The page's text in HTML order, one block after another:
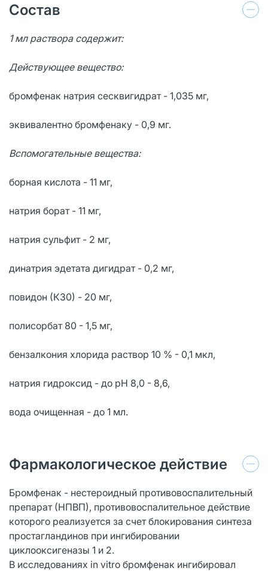
Состав
1 мл раствора содержит:
Действующее вещество:
бромфенак натрия сесквигидрат - 1,035 мг,
эквивалентно бромфенаку - 0,9 мг.
Вспомогательные вещества:
борная кислота - 11 мг,
натрия борат - 11 мг,
натрия сульфит - 2 мг,
динатрия эдетата дигидрат - 0,2 мг,
повидон (К30) - 20 мг,
полисорбат 80 - 1,5 мг,
бензалкония хлорида раствор 10 % - 0,1 мкл,
натрия гидроксид - до pH 8,0 - 8,6,
вода очищенная - до 1 мл.
Фармакологическое действие
Бромфенак - нестероидный противовоспалительный
препарат (НПВП), противовоспалительное действие
которого реализуется за счет блокирования синтеза
простагландинов при ингибировании
циклооксигеназы 1 и 2.
В исследованиях in vitro бромфенак ингибировал